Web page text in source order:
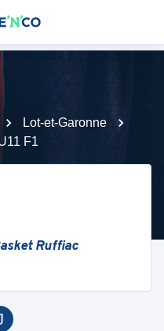
Lot-et-Garonne
F1
Ruffiac